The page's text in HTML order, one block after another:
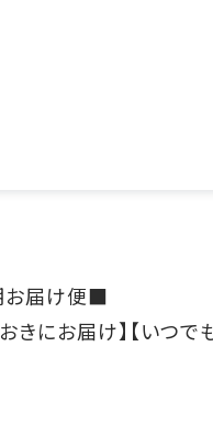
お届け便■
きにお届け】【いつで